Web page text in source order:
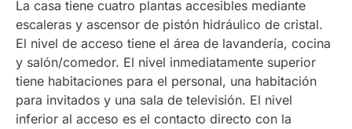
La casa tiene cuatro plantas accesibles mediante
escaleras y ascensor de pistón hidráulico de cristal.
El nivel de acceso tiene el área de lavandería, cocina
y salón/comedor. El nivel inmediatamente superior
tiene habitaciones para el personal, una habitación
para invitados y una sala de televisión. El nivel
inferior al acceso es el contacto directo con la